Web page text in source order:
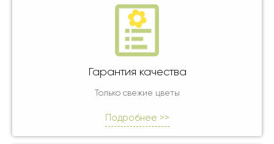
Гарантия качества
Только свежие цветы
Подробнее >>